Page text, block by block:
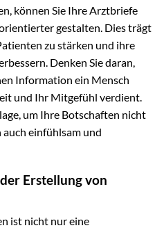
können Sie Ihre Arztbriefe
gestalten. Dies trägt
zu stärken und ihre
Denken Sie daran,
Information ein Mensch
und Ihr Mitgefühl verdient.
um Ihre Botschaften nicht
einfühlsam und
Erstellung von
ist nicht nur eine